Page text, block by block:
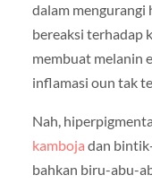
dalam mengurangi
bereaksi terhadap
membuat melanin
inflamasi oun tak
Nah,
kamboja dan
bahkan biru-abu-